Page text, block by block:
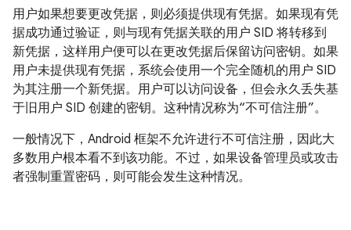
用户如果想要更改凭据，则必须提供现有凭据。如果现有凭
据成功通过验证，则与现有凭据关联的用户 SID 将转移到
新凭据，这样用户便可以在更改凭据后保留访问密钥。如果
用户未提供现有凭据，系统会使用一个完全随机的用户 SID
为其注册一个新凭据。用户可以访问设备，但会永久丢失基
于旧用户 SID 创建的密钥。这种情况称为“不可信注册”。
一般情况下，Android 框架不允许进行不可信注册，因此大
多数用户根本看不到该功能。不过，如果设备管理员或攻击
者强制重置密码，则可能会发生这种情况。